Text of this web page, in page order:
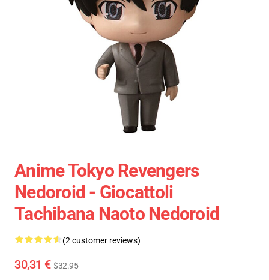
Anime Tokyo Revengers
Nedoroid - Giocattoli
Tachibana Naoto Nedoroid
(2 customer reviews)
30,31 € $32.95